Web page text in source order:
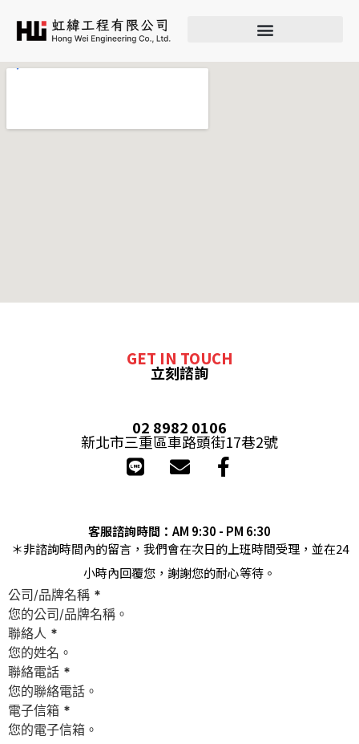
GET IN TOUCH
立刻諮詢
02 8982 0106
新北市三重區車路頭街17巷2號
客服諮詢時間：AM 9:30 - PM 6:30
＊非諮詢時間內的留言，我們會在次日的上班時間受理，並在24
小時內回覆您，謝謝您的耐心等待。
公司/品牌名稱 *
聯絡人 *
聯絡電話 *
電子信箱 *